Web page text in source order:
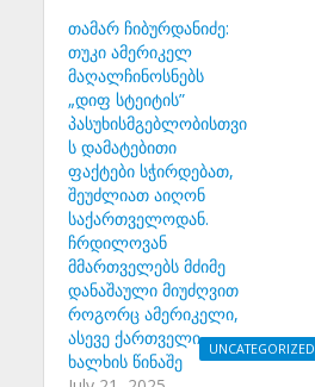
თამარ ჩიბურდანიძე:
თუკი ამერიკელ
მაღალჩინოსნებს
„დიფ სტეიტის”
პასუხისმგებლობისთვი
ს დამატებითი
ფაქტები სჭირდებათ,
შეუძლიათ აიღონ
საქართველოდან.
ჩრდილოვან
მმართველებს მძიმე
დანაშაული მიუძღვით
როგორც ამერიკელი,
ასევე ქართველი
ხალხის წინაშე
UNCATEGORIZED